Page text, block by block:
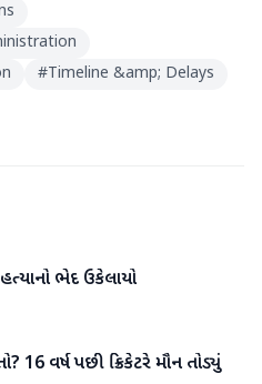
#Timeline &amp; Delays
હત્યાનો ભેદ ઉકેલાયો
16 વર્ષ પછી ક્રિકેટરે મૌન તોડ્યું